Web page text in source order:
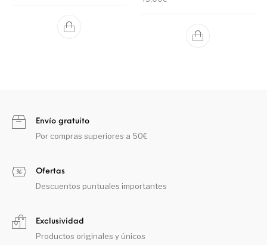
Envío gratuito
Por compras superiores a 50€
Ofertas
Descuentos puntuales importantes
Exclusividad
Productos originales y únicos